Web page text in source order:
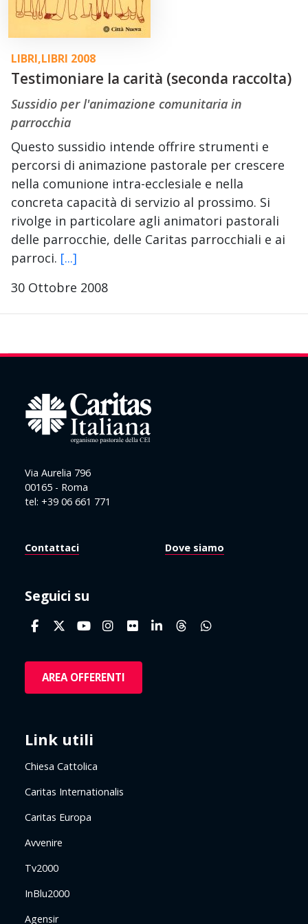
LIBRI,LIBRI 2008
Testimoniare la carità (seconda raccolta)
Sussidio per l'animazione comunitaria in
parrocchia
Questo sussidio intende offrire strumenti e
percorsi di animazione pastorale per crescere
nella comunione intra-ecclesiale e nella
concreta capacità di servizio al prossimo. Si
rivolge in particolare agli animatori pastorali
delle parrocchie, delle Caritas parrocchiali e ai
parroci. [...]
30 Ottobre 2008
Via Aurelia 796
00165 - Roma
tel: +39 06 661 771
Contattaci Dove siamo
Seguici su
AREA OFFERENTI
Link utili
Chiesa Cattolica
Caritas Internationalis
Caritas Europa
Avvenire
Tv2000
InBlu2000
Agensir